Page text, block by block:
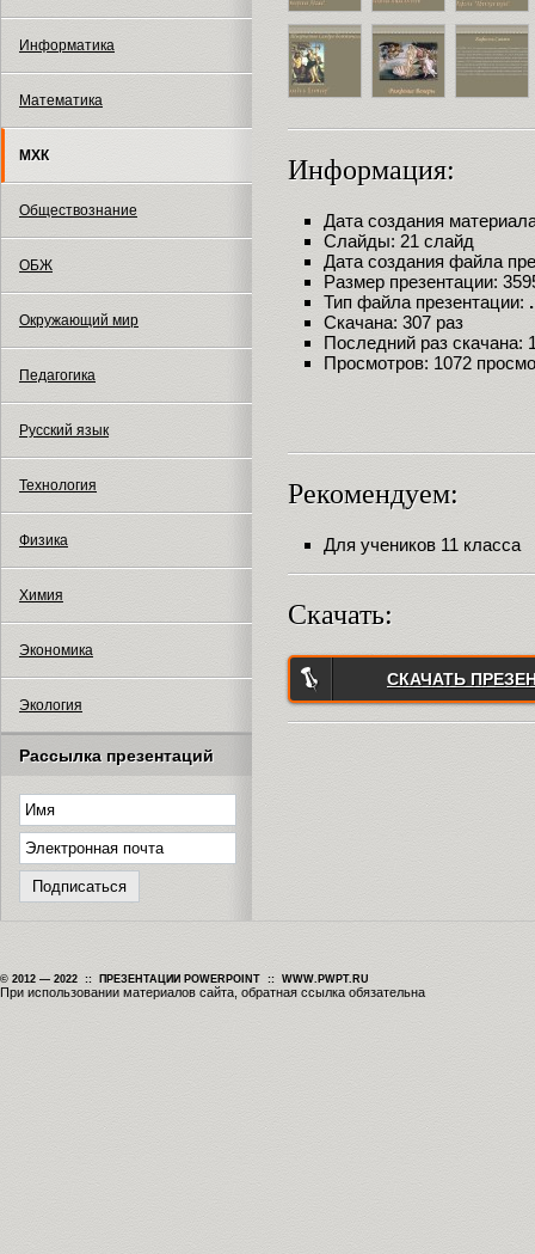
Информатика
Математика
МХК
Обществознание
ОБЖ
Окружающий мир
Педагогика
Русский язык
Технология
Физика
Химия
Экономика
Экология
Рассылка презентаций
Информация:
Дата создания
Слайды: 21 слайд
Дата создания файла
Размер презентации:
Тип файла презентации:
Скачана: 307 раз
Последний раз скачана:
Просмотров: 1072
Рекомендуем:
Для учеников 11 класса
Скачать:
СКАЧАТЬ
© 2012 — 2022 :: ПРЕЗЕНТАЦИИ POWERPOINT :: WWW.PWPT.RU
При использовании материалов сайта, обратная ссылка обязательна